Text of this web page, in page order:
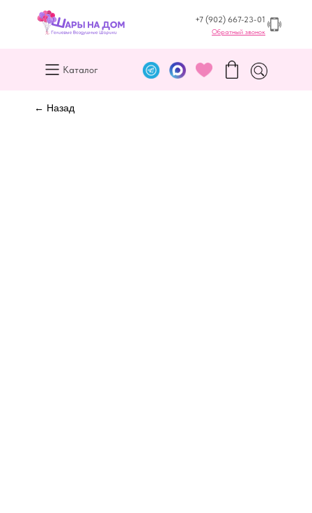
+7 (902) 667-23-01
Обратный звонок
Каталог
← Назад